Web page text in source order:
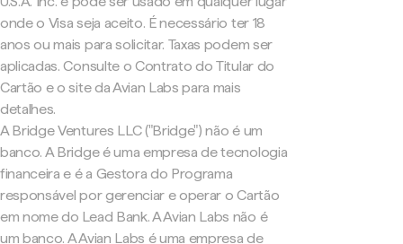
onde o Visa seja aceito. É necessário ter 18
anos ou mais para solicitar. Taxas podem ser
aplicadas. Consulte o Contrato do Titular do
Cartão e o site da Avian Labs para mais
detalhes.
A Bridge Ventures LLC ("Bridge") não é um
banco. A Bridge é uma empresa de tecnologia
financeira e é a Gestora do Programa
responsável por gerenciar e operar o Cartão
em nome do Lead Bank. A Avian Labs não é
um banco. A Avian Labs é uma empresa de